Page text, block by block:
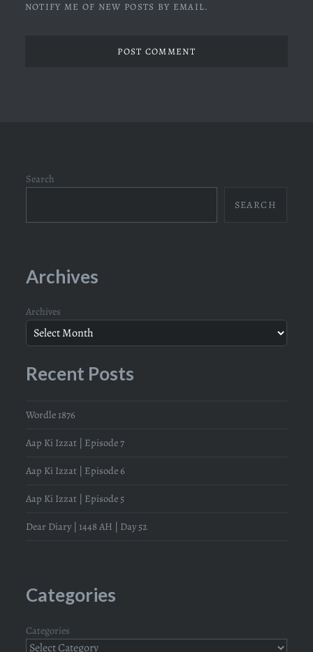
NOTIFY ME OF NEW POSTS BY EMAIL.
Search
SEARCH
Archives
Archives
Recent Posts
Wordle 1876
Aap Ki Izzat | Episode 7
Aap Ki Izzat | Episode 6
Aap Ki Izzat | Episode 5
Dear Diary | 1448 AH | Day 52
Categories
Categories